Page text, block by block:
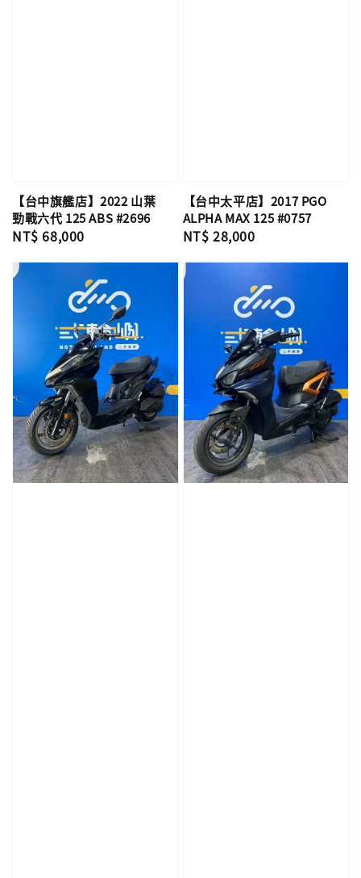
【台中旗艦店】2022 山葉
勁戰六代 125 ABS #2696
Regular
NT$ 68,000
【台中太平店】2017 PGO
ALPHA MAX 125 #0757
Regular
NT$ 28,000